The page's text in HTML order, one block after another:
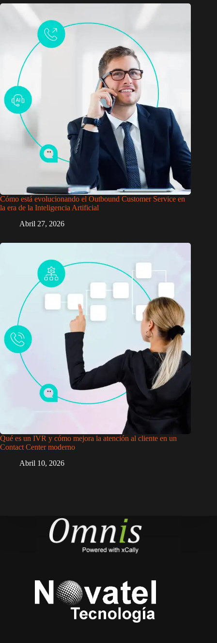
Cómo está evolucionando el Outbound Customer Service en
la era de la Inteligencia Artificial
Abril 27, 2026
Qué es un IVR y cómo mejora la atención al cliente en un
Contact Center moderno
Abril 10, 2026